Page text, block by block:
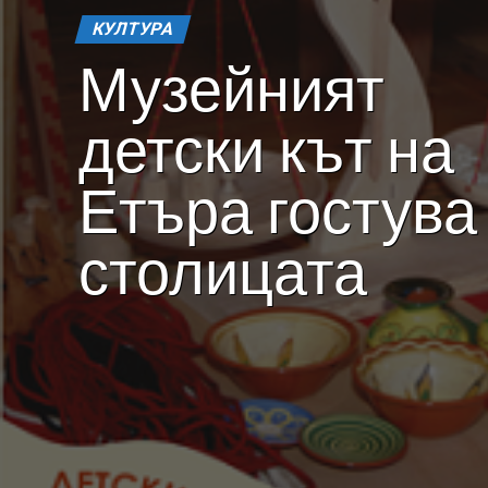
КУЛТУРА
Музейният
детски кът на
Етъра
столицата